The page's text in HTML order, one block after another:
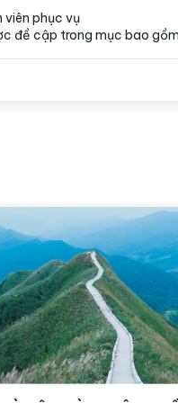
viên phục vụ
đề cập trong mục bao